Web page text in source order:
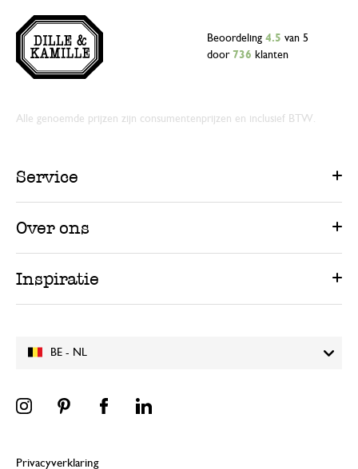
BE - NL
Beoordeling 4.5 van 5
door 736 klanten
Alle genoemde prijzen zijn consumentenprijzen en inclusief BTW.
Service
Over ons
Inspiratie
Privacyverklaring